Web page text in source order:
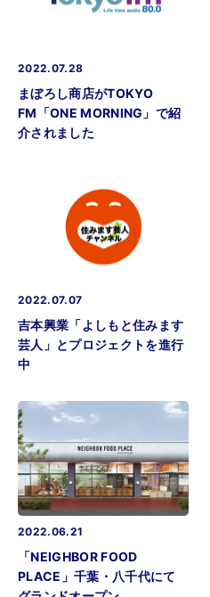
2022.07.28
まぼろし商店がTOKYO
FM「ONE MORNING」で紹
介されました
2022.07.07
吉本興業「よしもと住みます
芸人」とプロジェクトを進行
中
2022.06.21
「NEIGHBOR FOOD
PLACE」千葉・八千代にて